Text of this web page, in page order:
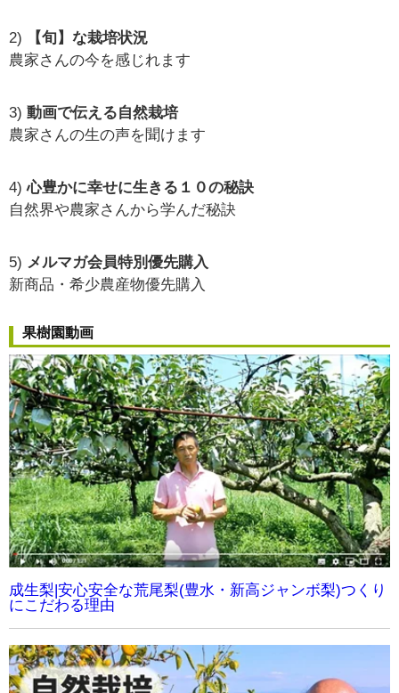
2)
【旬】な栽培状況
農家さんの今を感じれます
3) 動画で伝える自然栽培
農家さんの生の声を聞けます
4)心豊かに幸せに生きる１０の秘訣
自然界や農家さんから学んだ秘訣
5) メルマガ会員特別優先購入
新商品・希少農産物優先購入
果樹園動画
成生梨|安心安全な荒尾梨(豊水・新高ジャンボ梨)つくり
にこだわる理由